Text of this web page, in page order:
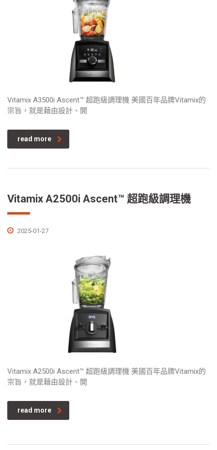
Vitamix A3500i Ascent™ 超跑級調理機 美國百年品牌Vitamix的
宗旨，就是藉由設計、開
read more
Vitamix A2500i Ascent™ 超跑級調理機
2025-01-27
Vitamix A2500i Ascent™ 超跑級調理機 美國百年品牌Vitamix的
宗旨，就是藉由設計、開
read more